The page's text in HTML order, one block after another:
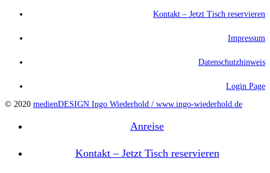
Kontakt – Jetzt Tisch reservieren
Impressum
Datenschutzhinweis
Login Page
© 2020 medienDESIGN Ingo Wiederhold / www.ingo-wiederhold.de
Anreise
Kontakt – Jetzt Tisch reservieren